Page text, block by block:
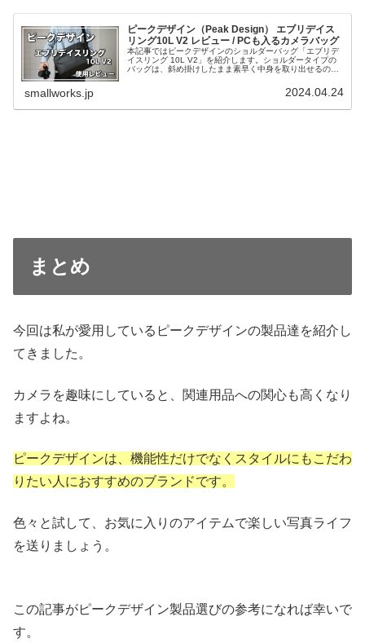
ピークデザイン（Peak Design） エブリデイス
リング10L V2 レビュー / PCも入るカメラバッグ
本記事ではピークデザインのショルダーバッグ「エブリデ
イスリング 10L V2」を紹介します。ショルダータイプの
バッグは、斜め掛けしたまま素早く中身を取り出せるの
長期間使ってみての使用レビューなので、細かな所も含め
smallworks.jp 2024.04.24
まとめ
今回は私が愛用しているピークデザインの製品達を紹介し
てきました。
カメラを趣味にしていると、関連用品への関心も高くなり
ますよね。
ピークデザインは、機能性だけでなくスタイルにもこだわ
りたい人におすすめのブランドです。
色々と試して、お気に入りのアイテムで楽しい写真ライフ
を送りましょう。
この記事がピークデザイン製品選びの参考になれば幸いで
す。